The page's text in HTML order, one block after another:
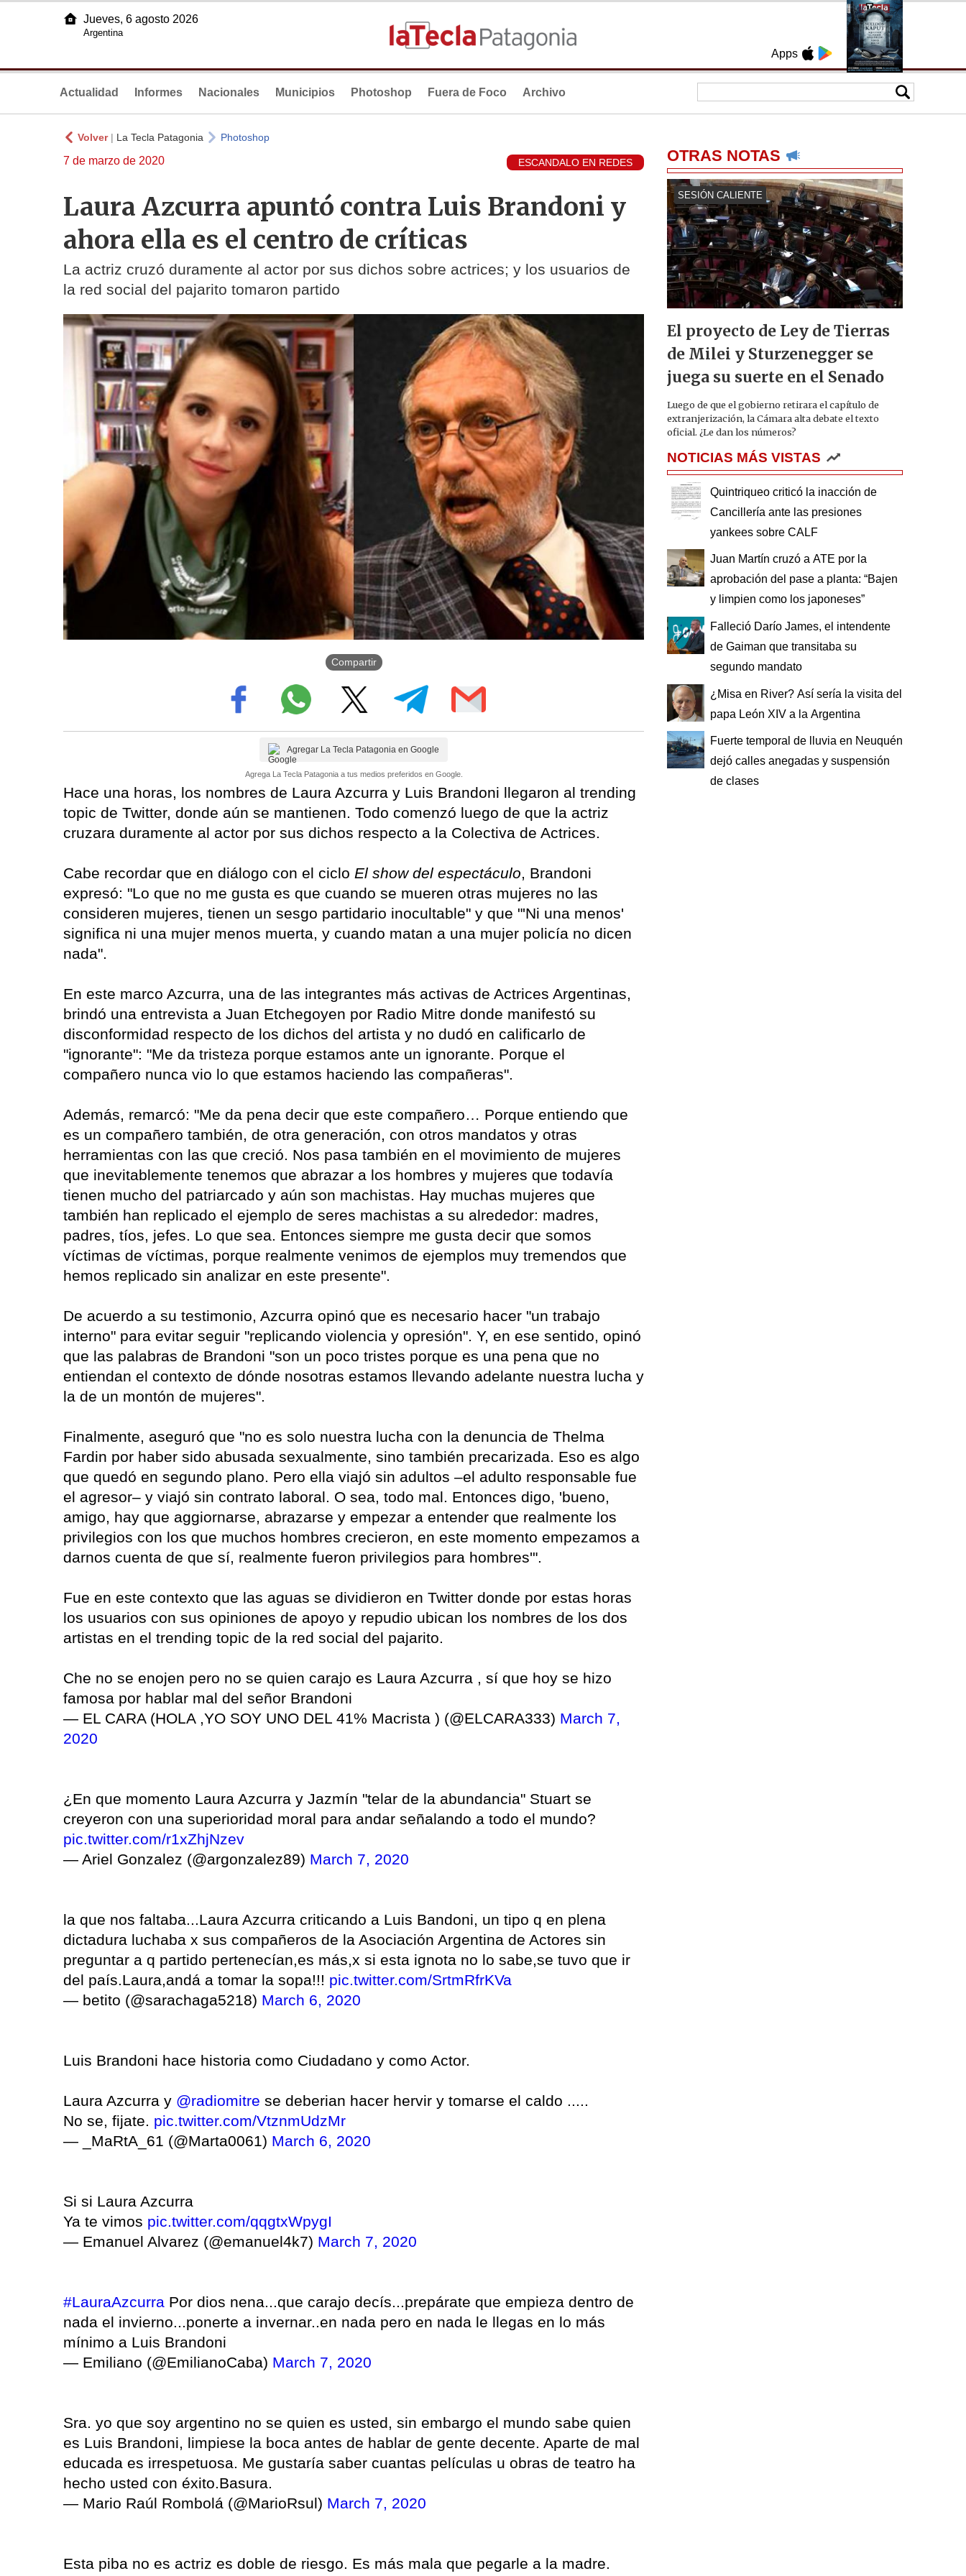
Apps
Jueves, 6 agosto 2026
Argentina
Actualidad Informes Nacionales Municipios Photoshop Fuera de Foco Archivo
Volver| La Tecla Patagonia Photoshop
7 de marzo de 2020 ESCANDALO EN REDES
Laura Azcurra apuntó contra Luis Brandoni y
ahora ella es el centro de críticas
La actriz cruzó duramente al actor por sus dichos sobre actrices; y los usuarios de
la red social del pajarito tomaron partido
Compartir
Agregar La Tecla Patagonia en Google
Agrega La Tecla Patagonia a tus medios preferidos en Google.
Hace una horas, los nombres de Laura Azcurra y Luis Brandoni llegaron al trending
topic de Twitter, donde aún se mantienen. Todo comenzó luego de que la actriz
cruzara duramente al actor por sus dichos respecto a la Colectiva de Actrices.
Cabe recordar que en diálogo con el ciclo El show del espectáculo , Brandoni
expresó: "Lo que no me gusta es que cuando se mueren otras mujeres no las
consideren mujeres, tienen un sesgo partidario inocultable" y que "'Ni una menos'
significa ni una mujer menos muerta, y cuando matan a una mujer policía no dicen
nada".
En este marco Azcurra, una de las integrantes más activas de Actrices Argentinas,
brindó una entrevista a Juan Etchegoyen por Radio Mitre donde manifestó su
disconformidad respecto de los dichos del artista y no dudó en calificarlo de
"ignorante": "Me da tristeza porque estamos ante un ignorante. Porque el
compañero nunca vio lo que estamos haciendo las compañeras".
Además, remarcó: "Me da pena decir que este compañero… Porque entiendo que
es un compañero también, de otra generación, con otros mandatos y otras
herramientas con las que creció. Nos pasa también en el movimiento de mujeres
que inevitablemente tenemos que abrazar a los hombres y mujeres que todavía
tienen mucho del patriarcado y aún son machistas. Hay muchas mujeres que
también han replicado el ejemplo de seres machistas a su alrededor: madres,
padres, tíos, jefes. Lo que sea. Entonces siempre me gusta decir que somos
víctimas de víctimas, porque realmente venimos de ejemplos muy tremendos que
hemos replicado sin analizar en este presente".
De acuerdo a su testimonio, Azcurra opinó que es necesario hacer "un trabajo
interno" para evitar seguir "replicando violencia y opresión". Y, en ese sentido, opinó
que las palabras de Brandoni "son un poco tristes porque es una pena que no
entiendan el contexto de dónde nosotras estamos llevando adelante nuestra lucha y
la de un montón de mujeres".
Finalmente, aseguró que "no es solo nuestra lucha con la denuncia de Thelma
Fardin por haber sido abusada sexualmente, sino también precarizada. Eso es algo
que quedó en segundo plano. Pero ella viajó sin adultos –el adulto responsable fue
el agresor– y viajó sin contrato laboral. O sea, todo mal. Entonces digo, 'bueno,
amigo, hay que aggiornarse, abrazarse y empezar a entender que realmente los
privilegios con los que muchos hombres crecieron, en este momento empezamos a
darnos cuenta de que sí, realmente fueron privilegios para hombres'".
Fue en este contexto que las aguas se dividieron en Twitter donde por estas horas
los usuarios con sus opiniones de apoyo y repudio ubican los nombres de los dos
artistas en el trending topic de la red social del pajarito.
Che no se enojen pero no se quien carajo es Laura Azcurra , sí que hoy se hizo
famosa por hablar mal del señor Brandoni
— EL CARA (HOLA ,YO SOY UNO DEL 41% Macrista ) (@ELCARA333) March 7,
2020
¿En que momento Laura Azcurra y Jazmín "telar de la abundancia" Stuart se
creyeron con una superioridad moral para andar señalando a todo el mundo?
pic.twitter.com/r1xZhjNzev
— Ariel Gonzalez (@argonzalez89) March 7, 2020
la que nos faltaba...Laura Azcurra criticando a Luis Bandoni, un tipo q en plena
dictadura luchaba x sus compañeros de la Asociación Argentina de Actores sin
preguntar a q partido pertenecían,es más,x si esta ignota no lo sabe,se tuvo que ir
del país.Laura,andá a tomar la sopa!!! pic.twitter.com/SrtmRfrKVa
— betito (@sarachaga5218) March 6, 2020
Luis Brandoni hace historia como Ciudadano y como Actor.
Laura Azcurra y @radiomitre se deberian hacer hervir y tomarse el caldo .....
No se, fijate. pic.twitter.com/VtznmUdzMr
— _MaRtA_61 (@Marta0061) March 6, 2020
Si si Laura Azcurra
Ya te vimos pic.twitter.com/qqgtxWpygI
— Emanuel Alvarez (@emanuel4k7) March 7, 2020
#LauraAzcurra Por dios nena...que carajo decís...prepárate que empieza dentro de
nada el invierno...ponerte a invernar..en nada pero en nada le llegas en lo más
mínimo a Luis Brandoni
— Emiliano (@EmilianoCaba) March 7, 2020
Sra. yo que soy argentino no se quien es usted, sin embargo el mundo sabe quien
es Luis Brandoni, limpiese la boca antes de hablar de gente decente. Aparte de mal
educada es irrespetuosa. Me gustaría saber cuantas películas u obras de teatro ha
hecho usted con éxito.Basura.
— Mario Raúl Rombolá (@MarioRsul) March 7, 2020
Esta piba no es actriz es doble de riesgo. Es más mala que pegarle a la madre.
OTRAS NOTAS
SESIÓN CALIENTE
El proyecto de Ley de Tierras
de Milei y Sturzenegger se
juega su suerte en el Senado
Luego de que el gobierno retirara el capítulo de
extranjerización, la Cámara alta debate el texto
oficial. ¿Le dan los números?
NOTICIAS MÁS VISTAS
Quintriqueo criticó la inacción de
Cancillería ante las presiones
yankees sobre CALF
Juan Martín cruzó a ATE por la
aprobación del pase a planta: “Bajen
y limpien como los japoneses”
Falleció Darío James, el intendente
de Gaiman que transitaba su
segundo mandato
¿Misa en River? Así sería la visita del
papa León XIV a la Argentina
Fuerte temporal de lluvia en Neuquén
dejó calles anegadas y suspensión
de clases